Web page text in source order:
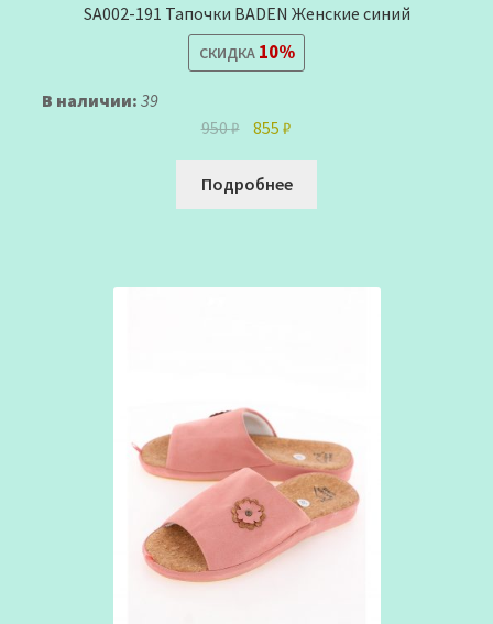
SA002-191 Тапочки BADEN Женские синий
СКИДКА10%
В наличии: 39
950₽ Первоначальная
цена
составляла
950 ₽.
855₽
цена:
855 ₽.
Подробнее